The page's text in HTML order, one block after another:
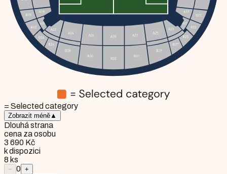
= Selected category
Zobrazit méně▲
Dlouhá strana
cena za osobu
3 690 Kč
k dispozici
8 ks
− 0 +